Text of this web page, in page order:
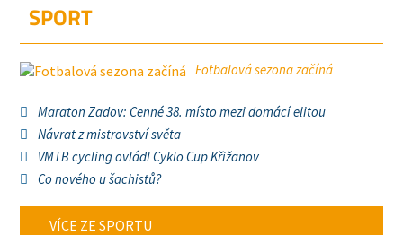
SPORT
Fotbalová sezona začíná
Maraton Zadov: Cenné 38. místo mezi domácí elitou
Návrat z mistrovství světa
VMTB cycling ovládl Cyklo Cup Křižanov
Co nového u šachistů?
VÍCE ZE SPORTU